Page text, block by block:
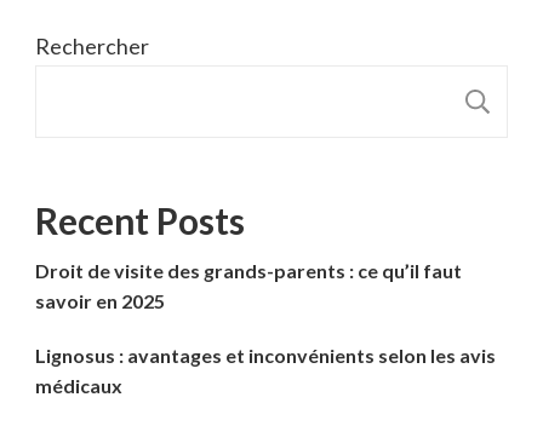
Rechercher
Recent Posts
Droit de visite des grands-parents : ce qu’il faut
savoir en 2025
Lignosus : avantages et inconvénients selon les avis
médicaux